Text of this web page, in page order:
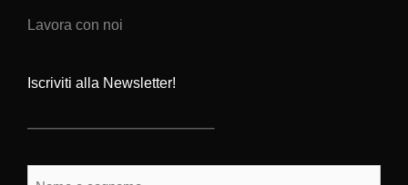
Lavora con noi
Iscriviti alla Newsletter!